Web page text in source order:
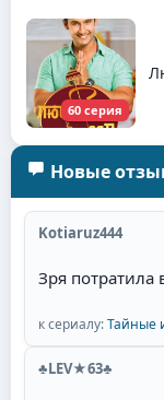
60 серия
Новые
Kotiaruz444
Зря потратила
к сериалу:Тайные
♣LEV★63♣